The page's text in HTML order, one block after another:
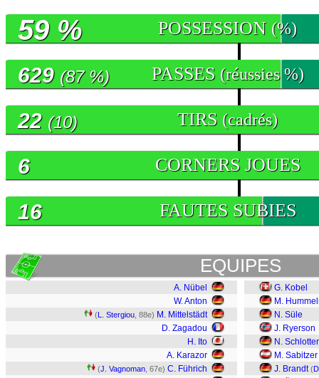
POSSESSION (%)
59 %
PASSES (réussies %)
629 (87 %)
TIRS (cadrés)
22 (10)
CORNERS JOUES
6
FAUTES SUBIES
16
EQUIPES
A. Nübel
W. Anton
(L. Stergiou , 88e) M. Mittelstädt
D. Zagadou
H. Ito
A. Karazor
(J. Vagnoman , 67e) C. Führich
G. Kobel
M.
N. Süle
J. Ryerson
N.
M. Sabitzer
J. Brandt (